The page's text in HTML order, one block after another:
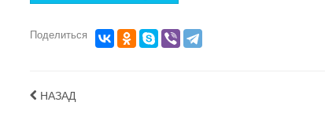
Поделиться
НАЗАД